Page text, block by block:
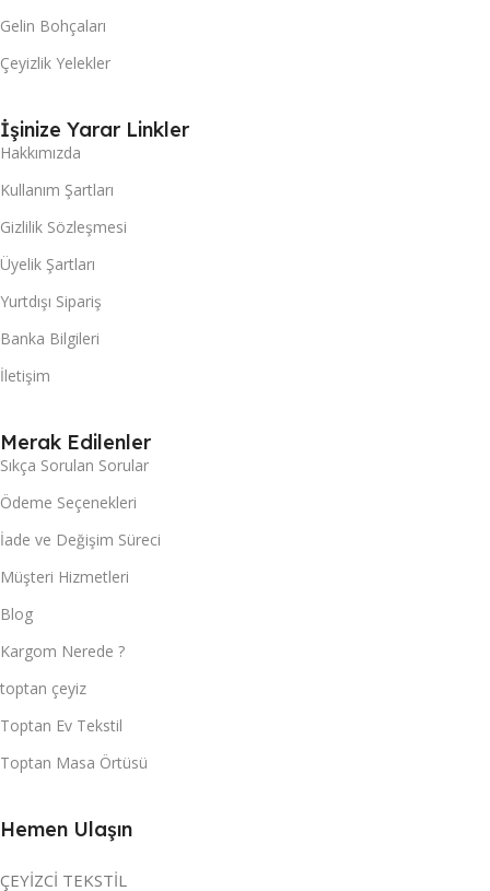
Gelin Bohçaları
Çeyizlik Yelekler
İşinize Yarar Linkler
Hakkımızda
Kullanım Şartları
Gizlilik Sözleşmesi
Üyelik Şartları
Yurtdışı Sipariş
Banka Bilgileri
İletişim
Merak Edilenler
Sıkça Sorulan Sorular
Ödeme Seçenekleri
İade ve Değişim Süreci
Müşteri Hizmetleri
Blog
Kargom Nerede ?
toptan çeyiz
Toptan Ev Tekstil
Toptan Masa Örtüsü
Hemen Ulaşın
ÇEYİZCİ TEKSTİL